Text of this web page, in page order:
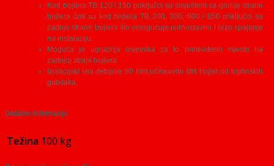
Kod bojlera TB 120 i 150 priključci su smješteni sa gornje strane
bojlera dok su kod bojlera TB 200, 300, 600 i 850 priključci sa
zadnje strane bojlera što omogućuje jednostavno i brzo spajanje
na instalaciju.
Moguća je ugradnja osjetnika za to predviđeno mjesto na
zadnjoj strani bojlera.
Izolacijski sloj debljine 80 mm učinkovito štiti bojler od toplinskih
gubitaka.
Dodatne informacije
Težina 100 kg